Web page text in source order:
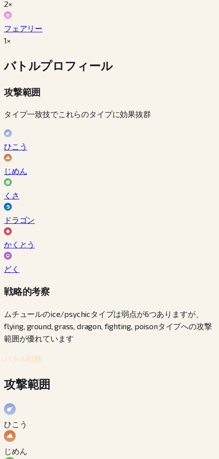
2×
フェアリー
1×
バトルプロフィール
攻撃範囲
タイプ一致技でこれらのタイプに効果抜群
ひこう
じめん
くさ
ドラゴン
かくとう
どく
戦略的考察
ムチュールのice/psychicタイプは弱点が6つありますが、
flying, ground, grass, dragon, fighting, poisonタイプへの攻撃
範囲が優れています
バトル戦略
攻撃範囲
ひこう
じめん